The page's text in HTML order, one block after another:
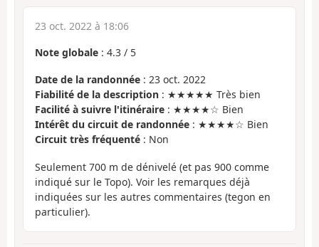
23 oct. 2022 à 18:06
Note globale : 4.3 / 5
Date de la randonnée : 23 oct. 2022
Fiabilité de la description : ★★★★★ Très bien
Facilité à suivre l'itinéraire : ★★★★☆ Bien
Intérêt du circuit de randonnée : ★★★★☆ Bien
Circuit très fréquenté : Non
Seulement 700 m de dénivelé (et pas 900 comme
indiqué sur le Topo). Voir les remarques déjà
indiquées sur les autres commentaires (tegon en
particulier).